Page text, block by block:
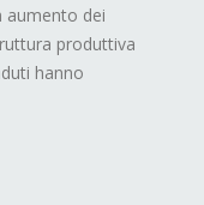
aumento dei
produttiva
hanno